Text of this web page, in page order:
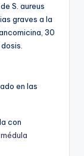
S. aureus
graves a la
30
en las
con
médula